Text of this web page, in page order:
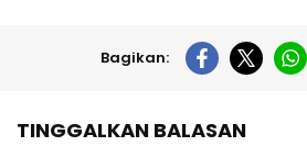
Bagikan:
TINGGALKAN BALASAN